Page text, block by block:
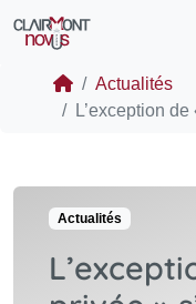
Actualités
L’exception
Actualités